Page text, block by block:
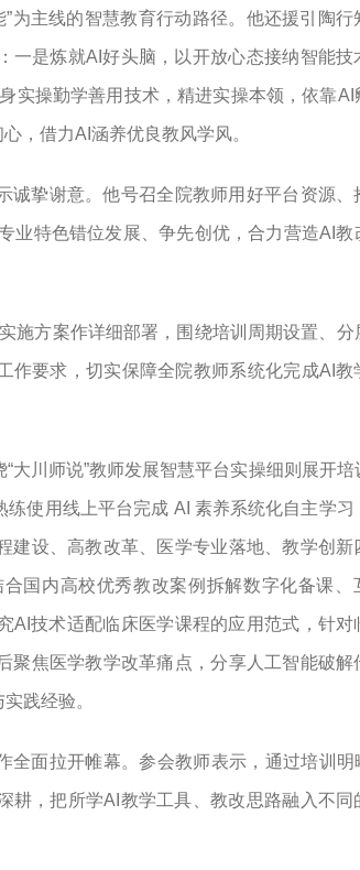
主线的智慧教育行动路径。他还援引陶行
一是炼就AI好头脑，以开放心态接纳智能技
实操勤学善用技术，精进实操本领，依靠AI
，借力AI涵养优良教风学风。
诚挚谢意。他号召全院教师用好平台资源、
业特色错位发展、争先创优，合力营造AI教
施方案作详细部署，围绕培训周期设置、分
作要求，切实保障全院教师系统化完成AI教
大川师说”教师发展智慧平台实操细则展开培
使用线上平台完成 AI 素养系统化自主学习
建设、高教改革、医学专业落地、教学创新
国内高校优秀教改案例拆解数字化备课、
AI技术适配临床医学课程的应用范式，针对
聚焦医学教学改革痛点，分享人工智能破解
践经验。
面拉开帷幕。参会教师表示，通过培训明
耕，把所学AI教学工具、教改思路融入不同